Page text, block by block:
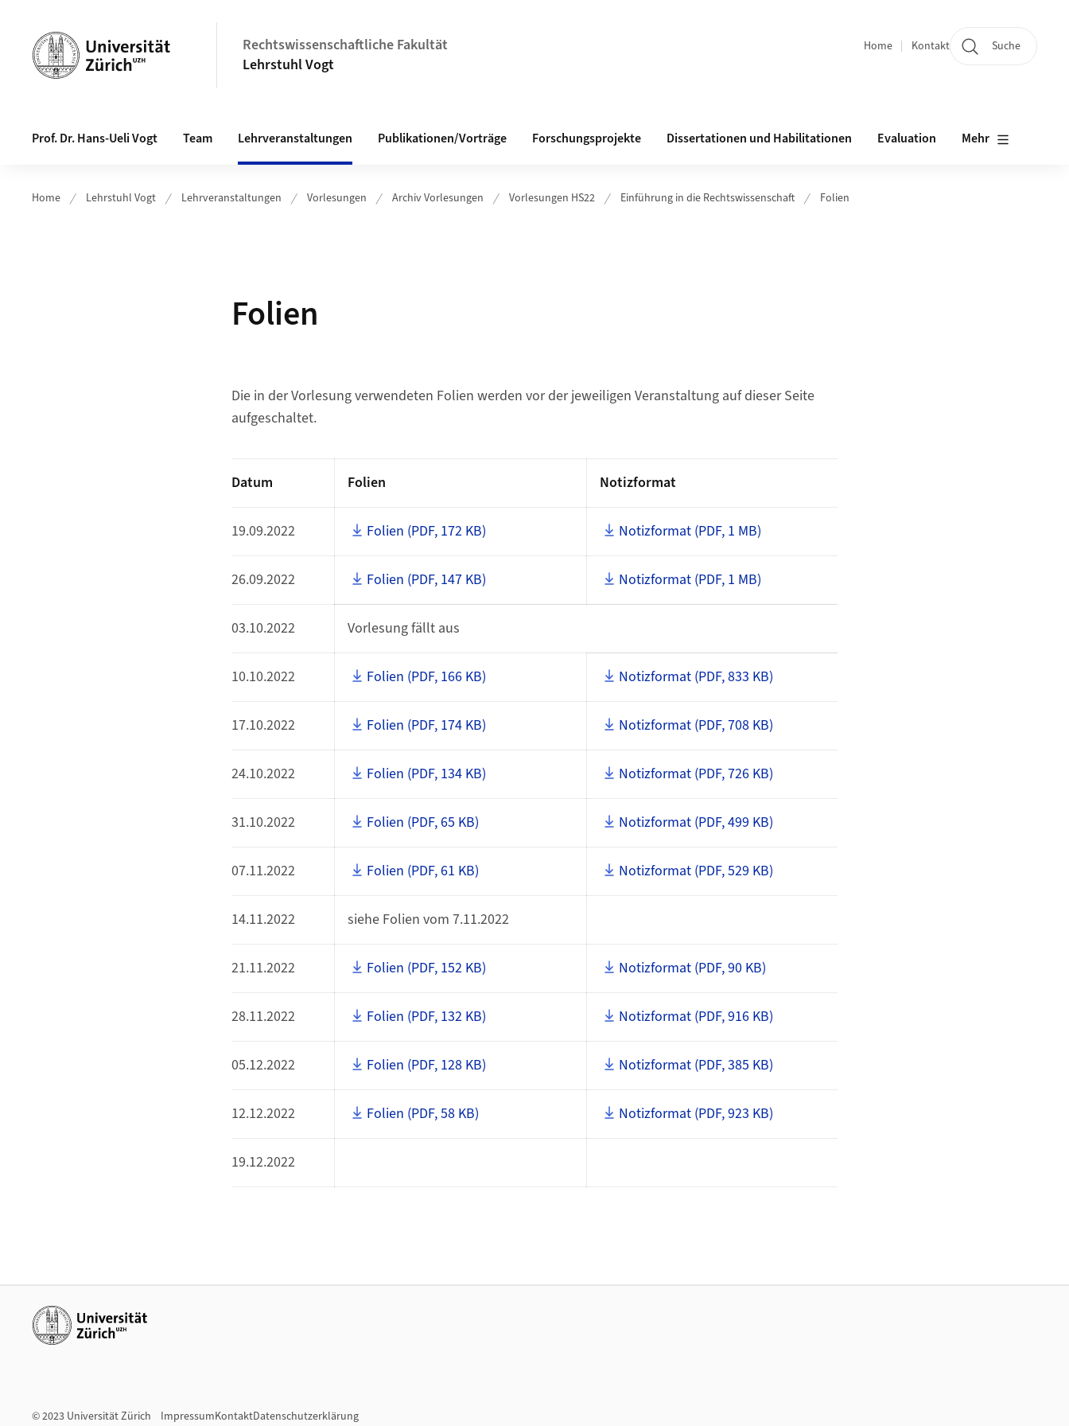
Rechtswissenschaftliche Fakultät
Lehrstuhl Vogt
Quicklinks
Home Kontakt Suche
Prof. Dr. Hans-Ueli Vogt Team Lehrveranstaltungen Publikationen/Vorträge Forschungsprojekte Dissertationen und Habilitationen Evaluation Mehr
Home Lehrstuhl Vogt Lehrveranstaltungen Vorlesungen Archiv Vorlesungen Vorlesungen HS22 Einführung in die Rechtswissenschaft Folien
Folien
Die in der Vorlesung verwendeten Folien werden vor der jeweiligen Veranstaltung auf dieser Seite
aufgeschaltet.
Datum Folien Notizformat
19.09.2022 Folien (PDF, 172 KB) Notizformat (PDF, 1 MB)
26.09.2022 Folien (PDF, 147 KB) Notizformat (PDF, 1 MB)
03.10.2022 Vorlesung fällt aus
10.10.2022 Folien (PDF, 166 KB) Notizformat (PDF, 833 KB)
17.10.2022 Folien (PDF, 174 KB) Notizformat (PDF, 708 KB)
24.10.2022 Folien (PDF, 134 KB) Notizformat (PDF, 726 KB)
31.10.2022 Folien (PDF, 65 KB) Notizformat (PDF, 499 KB)
07.11.2022 Folien (PDF, 61 KB) Notizformat (PDF, 529 KB)
14.11.2022 siehe Folien vom 7.11.2022
21.11.2022 Folien (PDF, 152 KB) Notizformat (PDF, 90 KB)
28.11.2022 Folien (PDF, 132 KB) Notizformat (PDF, 916 KB)
05.12.2022 Folien (PDF, 128 KB) Notizformat (PDF, 385 KB)
12.12.2022 Folien (PDF, 58 KB) Notizformat (PDF, 923 KB)
19.12.2022
Weiterführende Links
© 2023 Universität Zürich ImpressumKontaktDatenschutzerklärung